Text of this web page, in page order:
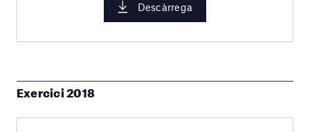
Descàrrega
Exercici 2018